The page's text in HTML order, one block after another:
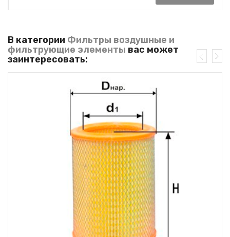
В категории Фильтры воздушные и
фильтрующие элементы вас может
заинтересовать: